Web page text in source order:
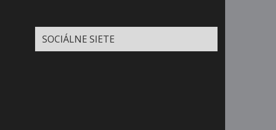
SOCIÁLNE SIETE